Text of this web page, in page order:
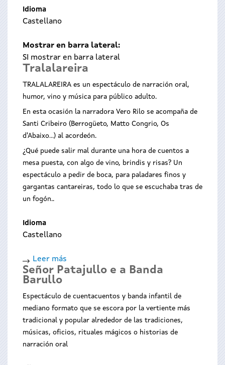
Idioma
Castellano
Mostrar en barra lateral:
SI mostrar en barra lateral
Tralalareira
TRALALAREIRA es un espectáculo de narración oral,
humor, vino y música para público adulto.
En esta ocasión la narradora Vero Rilo se acompaña de
Santi Cribeiro (Berrogüeto, Matto Congrio, Os
d'Abaixo...) al acordeón.
¿Qué puede salir mal durante una hora de cuentos a
mesa puesta, con algo de vino, brindis y risas? Un
espectáculo a pedir de boca, para paladares finos y
gargantas cantareiras, todo lo que se escuchaba tras de
un fogón..
Idioma
Castellano
Leer más
Tralalareira
Señor Patajullo e a Banda
Barullo
Espectáculo de cuentacuentos y banda infantil de
mediano formato que se escora por la vertiente más
tradicional y popular alrededor de las tradiciones,
músicas, oficios, rituales mágicos o historias de
narración oral